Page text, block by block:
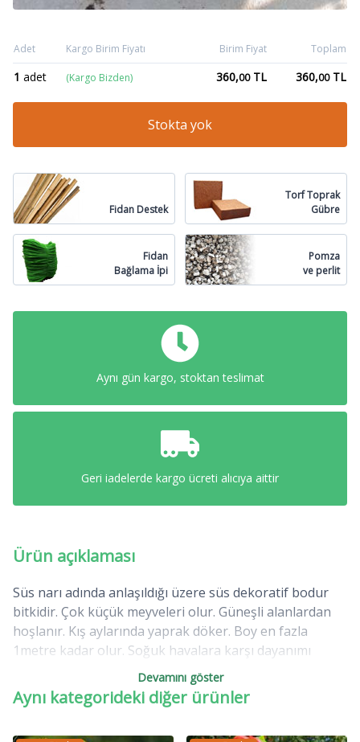
Adet Kargo Birim Fiyatı Birim Fiyat Toplam
1 adet (Kargo Bizden) 360,00TL 360,00TL
Stokta yok
Fidan Destek
Torf Toprak
Gübre
Fidan
Bağlama İpi
Pomza
ve perlit
Aynı gün kargo, stoktan teslimat
Geri iadelerde kargo ücreti alıcıya aittir
Ürün açıklaması
Süs narı adında anlaşıldığı üzere süs dekoratif bodur
bitkidir. Çok küçük meyveleri olur. Güneşli alanlardan
hoşlanır. Kış aylarında yaprak döker. Boy en fazla
1metre kadar olur. Soğuk havalara karşı dayanımı
yüksektir. Bonzai bitkisi olarakta kullanılabilir.
Süs narı saksılarda kolayca yetiştirilebilen, ilkbahardan
Devamını göster
Aynı kategorideki diğer ürünler